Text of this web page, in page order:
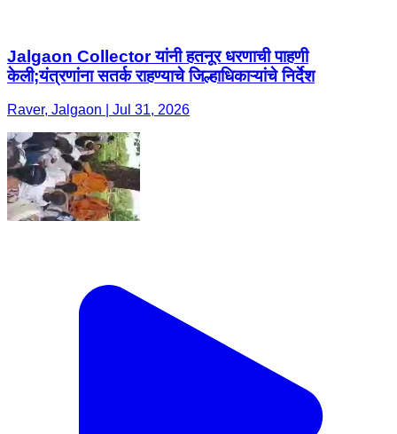
Jalgaon Collector यांनी हतनूर धरणाची पाहणी
केली;यंत्रणांना सतर्क राहण्याचे जिल्हाधिकाऱ्यांचे निर्देश
Raver, Jalgaon | Jul 31, 2026